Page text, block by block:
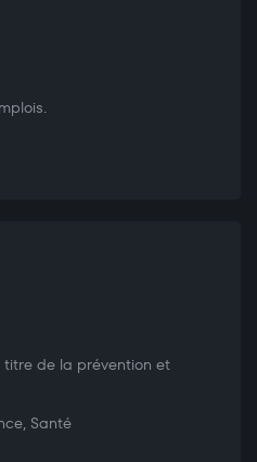
de la prévention et
Santé